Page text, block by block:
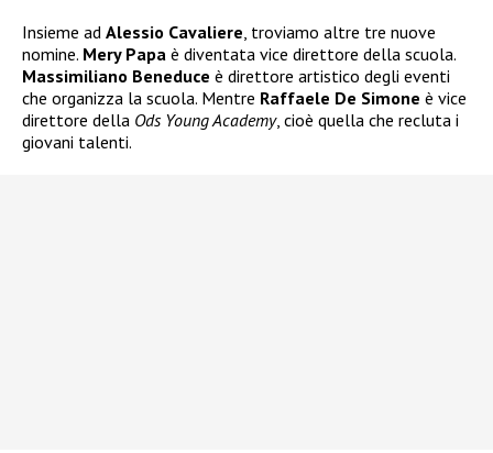
Insieme ad Alessio Cavaliere , troviamo altre tre nuove
nomine. Mery Papa è diventata vice direttore della scuola.
Massimiliano Beneduce è direttore artistico degli eventi
che organizza la scuola. Mentre Raffaele De Simone è vice
direttore della Ods Young Academy, cioè quella che recluta i
giovani talenti.